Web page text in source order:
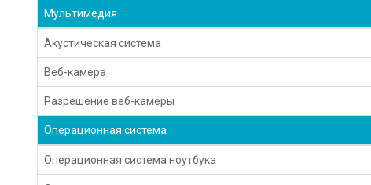
Мультимедия
Акустическая система
Веб-камера
Разрешение веб-камеры
Операционная система
Операционная система ноутбука